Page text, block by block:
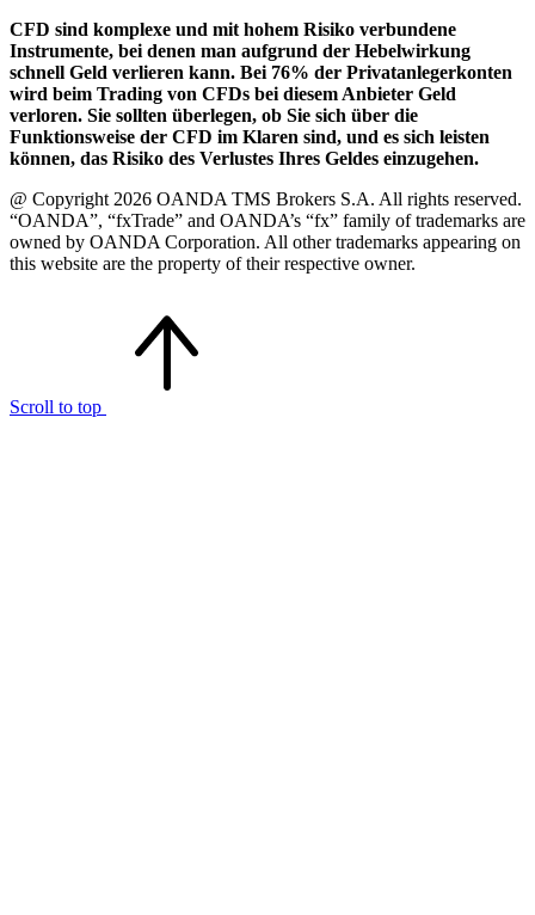
CFD sind komplexe und mit hohem Risiko verbundene
Instrumente, bei denen man aufgrund der Hebelwirkung
schnell Geld verlieren kann. Bei 76% der Privatanlegerkonten
wird beim Trading von CFDs bei diesem Anbieter Geld
verloren. Sie sollten überlegen, ob Sie sich über die
Funktionsweise der CFD im Klaren sind, und es sich leisten
können, das Risiko des Verlustes Ihres Geldes einzugehen.
@ Copyright 2026 OANDA TMS Brokers S.A. All rights reserved.
“OANDA”, “fxTrade” and OANDA’s “fx” family of trademarks are
owned by OANDA Corporation. All other trademarks appearing on
this website are the property of their respective owner.
Scroll to top